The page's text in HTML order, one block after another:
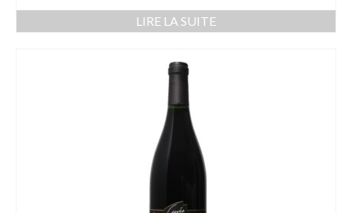
LIRE LA SUITE